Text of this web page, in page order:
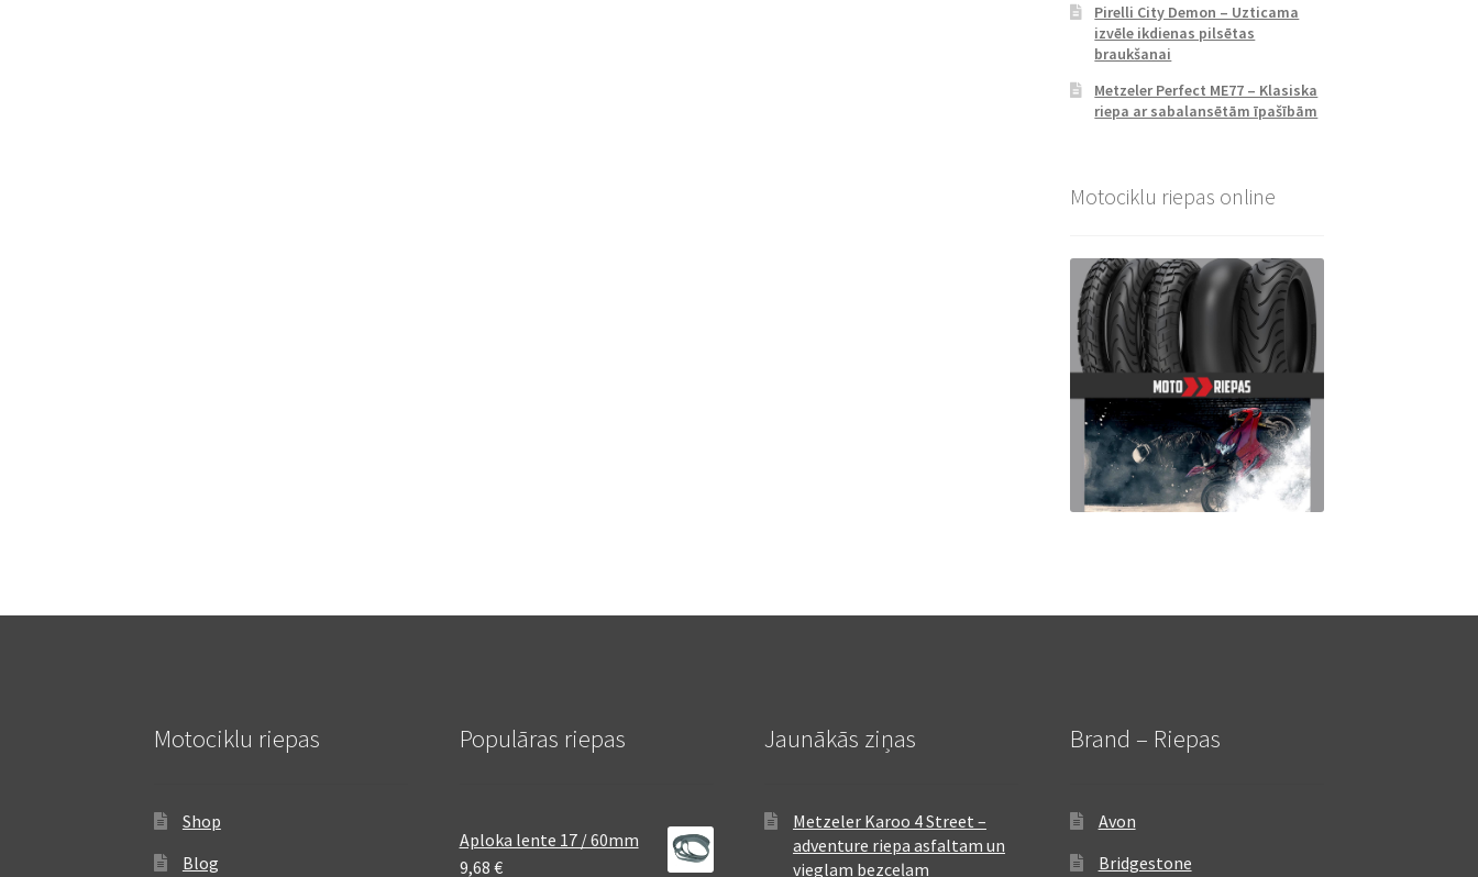
Pirelli City Demon – Uzticama
izvēle ikdienas pilsētas
braukšanai
Metzeler Perfect ME77 – Klasiska
riepa ar sabalansētām īpašībām
Motociklu riepas online
Motociklu riepas
Shop
Blog
Populāras riepas
Aploka lente 17 / 60mm
9,68 €
Jaunākās ziņas
Metzeler Karoo 4 Street –
adventure riepa asfaltam un
vieglam bezceļam
Brand – Riepas
Avon
Bridgestone